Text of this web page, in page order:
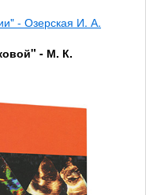
- Озерская И. А.
- М. К.